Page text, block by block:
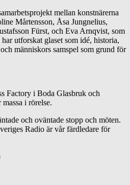
mellan konstnärerna
Mårtensson, Åsa Jungnelius,
Fürst, och Eva Arnqvist, som
utforskat glaset som idé, historia,
människors samspel som grund för
Factory i Boda Glasbruk och
i rörelse.
och oväntade stopp och möten.
Radio är vår färdledare för